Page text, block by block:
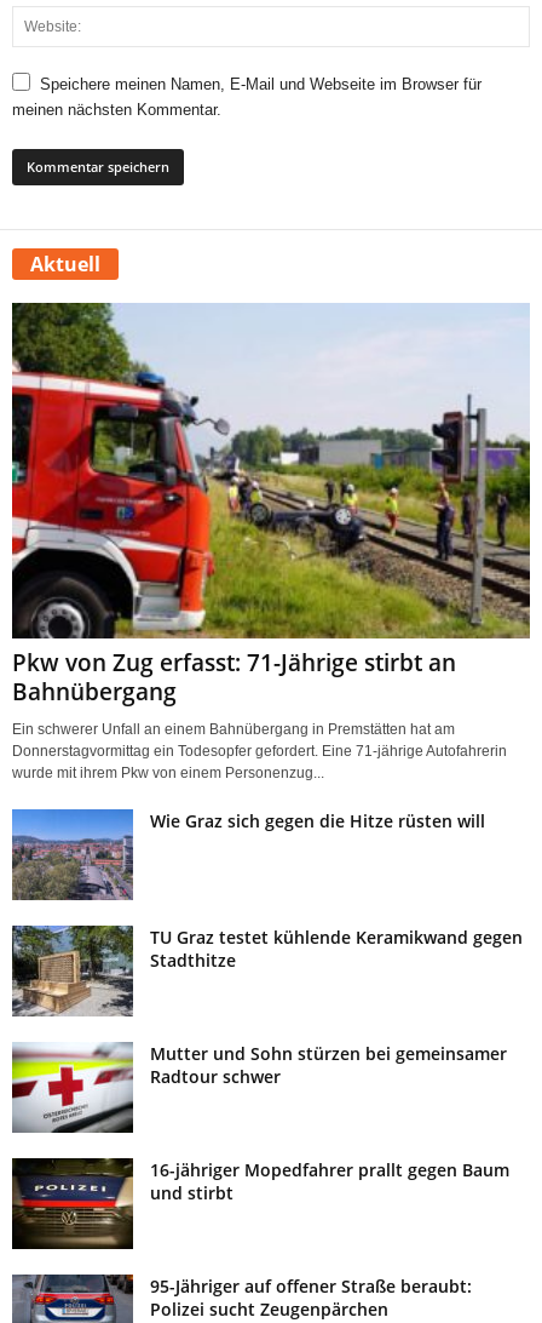
Speichere meinen Namen, E-Mail und Webseite im Browser für
meinen nächsten Kommentar.
Aktuell
Pkw von Zug erfasst: 71-Jährige stirbt an
Bahnübergang
Ein schwerer Unfall an einem Bahnübergang in Premstätten hat am
Donnerstagvormittag ein Todesopfer gefordert. Eine 71-jährige Autofahrerin
wurde mit ihrem Pkw von einem Personenzug...
Wie Graz sich gegen die Hitze rüsten will
TU Graz testet kühlende Keramikwand gegen
Stadthitze
Mutter und Sohn stürzen bei gemeinsamer
Radtour schwer
16-jähriger Mopedfahrer prallt gegen Baum
und stirbt
95-Jähriger auf offener Straße beraubt:
Polizei sucht Zeugenpärchen